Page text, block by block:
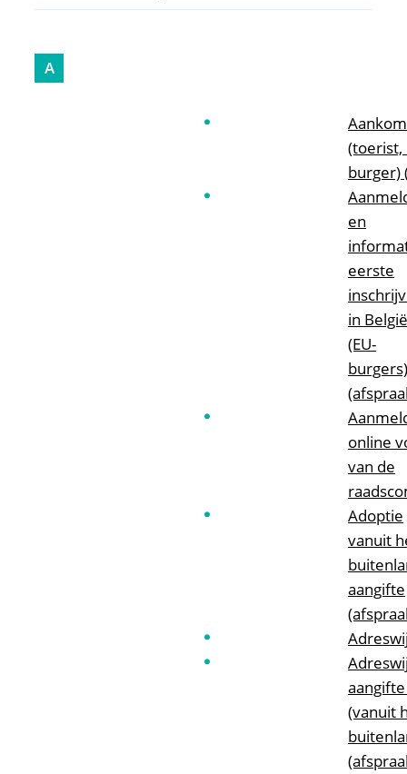
A
(toerist,
burger)
en
eerste
in België
(EU-
burgers)
online
van de
Adoptie
vanuit
aangifte
(vanuit